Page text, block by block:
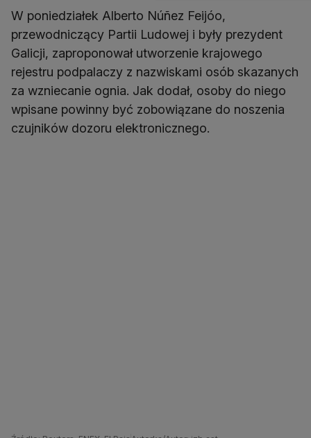
W poniedziałek Alberto Núñez Feijóo,
przewodniczący Partii Ludowej i były prezydent
Galicji, zaproponował utworzenie krajowego
rejestru podpalaczy z nazwiskami osób skazanych
za wzniecanie ognia. Jak dodał, osoby do niego
wpisane powinny być zobowiązane do noszenia
czujników dozoru elektronicznego.